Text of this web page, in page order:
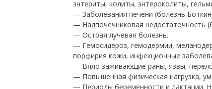
энтериты, колиты, энтероколиты,
— Заболевания печени (болезнь
— Надпочечниковая недостаточность
— Острая лучевая болезнь.
— Гемосидероз, гемодермии,
порфирия кожи, инфекционные
— Вяло заживающие раны, язвы,
— Повышенная физическая нагрузка,
— Периоды беременности и лактации.